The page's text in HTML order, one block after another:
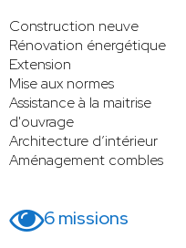
Construction neuve
Rénovation énergétique
Extension
Mise aux normes
Assistance à la maitrise
d'ouvrage
Architecture d’intérieur
Aménagement combles
6 missions